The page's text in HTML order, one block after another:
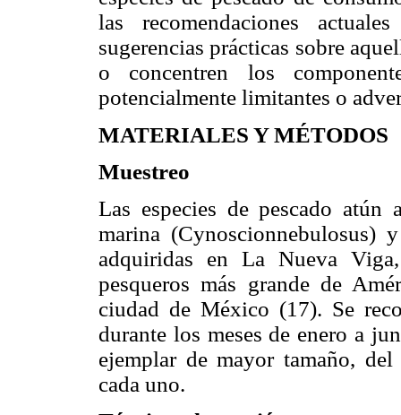
las recomendaciones
sugerencias prácticas sobre
o concentren los
potencialmente limitantes o
MATERIALES Y MÉTODOS
Muestreo
Las especies de pescado atún
marina (Cynoscionnebulosus)
adquiridas en La Nueva
pesqueros más grande de
ciudad de México (17). Se
durante los meses de enero a
ejemplar de mayor tamaño,
cada uno.